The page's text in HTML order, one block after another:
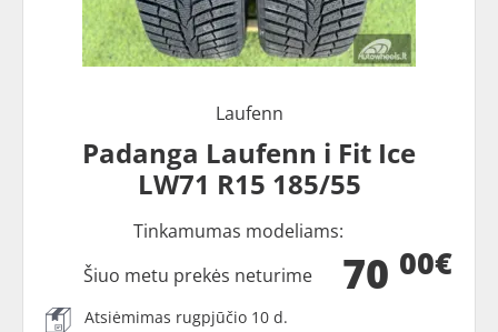
Laufenn
Padanga Laufenn i Fit Ice
LW71 R15 185/55
Tinkamumas modeliams:
70 00€
Šiuo metu prekės neturime
Atsiėmimas rugpjūčio 10 d.